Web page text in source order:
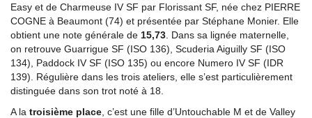
Easy et de Charmeuse IV SF par Florissant SF, née chez PIERRE
COGNE à Beaumont (74) et présentée par Stéphane Monier. Elle
obtient une note générale de 15,73 . Dans sa lignée maternelle,
on retrouve Guarrigue SF (ISO 136), Scuderia Aiguilly SF (ISO
134), Paddock IV SF (ISO 135) ou encore Numero IV SF (IDR
139). Régulière dans les trois ateliers, elle s’est particulièrement
distinguée dans son trot noté à 18.
A la troisième place , c’est une fille d’Untouchable M et de Valley